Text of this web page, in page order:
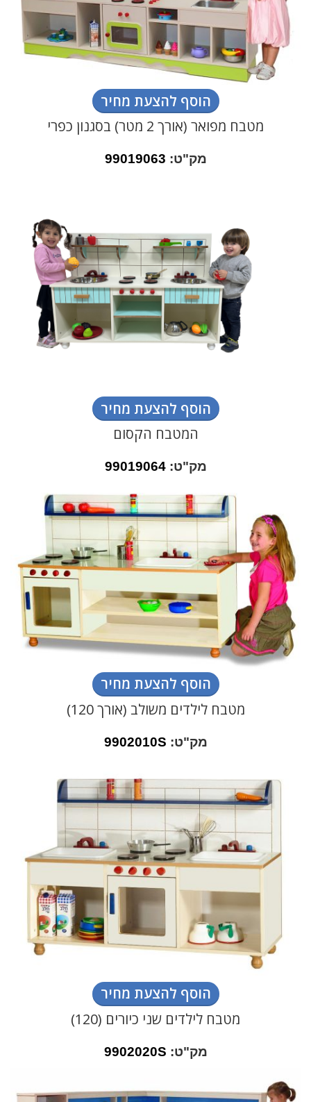
הוסף להצעת מחיר
מטבח מפואר (אורך 2 מטר) בסגנון כפרי
מק"ט: 99019063
הוסף להצעת מחיר
המטבח הקסום
מק"ט:99019064
הוסף להצעת מחיר
מטבח לילדים משולב (אורך 120)
מק"ט: 9902010S
הוסף להצעת מחיר
מטבח לילדים שני כיורים (120)
מק"ט: 9902020S